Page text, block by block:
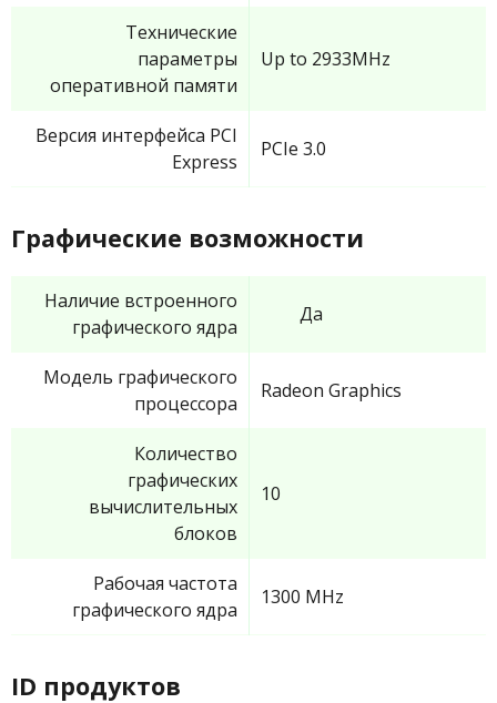
Технические
параметры
оперативной памяти
Up to 2933MHz
Версия интерфейса PCI
Express
PCIe 3.0
Графические возможности
Наличие встроенного
графического ядра
Да
Модель графического
процессора
Radeon Graphics
Количество
графических
вычислительных
блоков
10
Рабочая частота
графического ядра
1300 MHz
ID продуктов